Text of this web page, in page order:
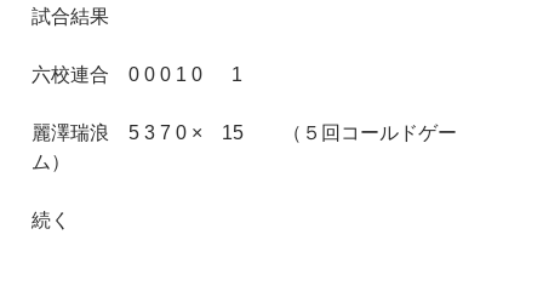
試合結果
六校連合 0 0 0 1 0 1
麗澤瑞浪 5 3 7 0 × 15 （５回コールドゲー
ム）
続く